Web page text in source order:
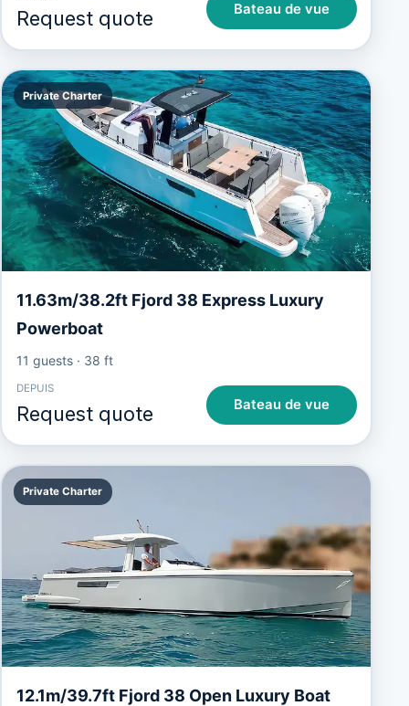
Request quote Bateau de vue
Private Charter
11.63m/38.2ft Fjord 38 Express Luxury
Powerboat
11 guests· 38 ft
DEPUIS
Request quote Bateau de vue
Private Charter
12.1m/39.7ft Fjord 38 Open Luxury Boat